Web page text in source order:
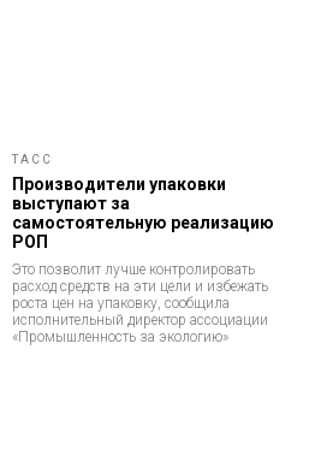
ТАСС
Производители упаковки
выступают за
самостоятельную реализацию
РОП
Это позволит лучше контролировать
расход средств на эти цели и избежать
роста цен на упаковку, сообщила
исполнительный директор ассоциации
«Промышленность за экологию»